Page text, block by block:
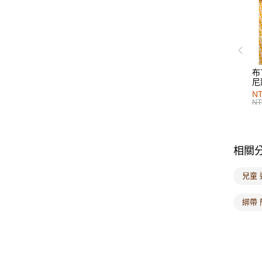
布
相關
兒童
綁帶